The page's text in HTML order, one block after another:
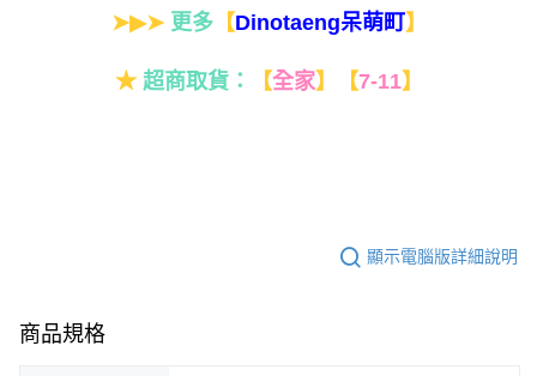
➤▶➤ 更多【Dinotaeng呆萌町】
★ 超商取貨： 【全家】 【7-11】
顯示電腦版詳細說明
商品規格